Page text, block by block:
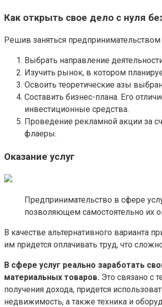
Как открыть свое дело с нуля
Решив заняться
Выбрать направление
Изучить рынок, в котором
Освоить теоретические азы
Составить бизнес-плана. Его
инвестиционные средства.
Проведение рекламной акции за
флаеры.
Оказание услуг
Предпринимательство в сфере
позволяющем самостоятельно их
В качестве альтернативного варианта
им придется оплачивать труд, что
В сфере услуг реально заработать
материальных товаров. Это связано с
получения дохода, придется
недвижимость, а также техника и